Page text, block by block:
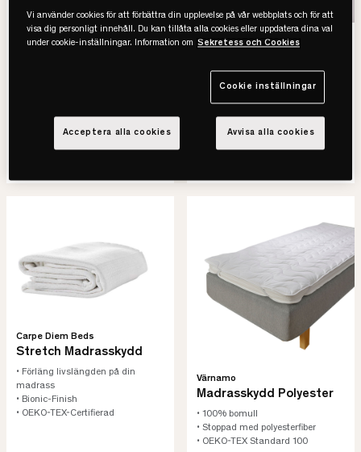
Värnamo Viking
• Skyddar mot fläckar & slitage
• Förlänger madrassens livslängd
• Ren & hygienisk sovmiljö
1.990 kr
Carpe Diem Beds
Stretch Madrasskydd
• Förläng livslängden på din
madrass
• Bionic-Finish
• OEKO-TEX-Certifierad
Värnamo
Madrasskydd Polyester
• 100% bomull
• Stoppad med polyesterfiber
• OEKO-TEX Standard 100
Vi använder cookies för att förbättra din upplevelse på vår webbplats och för att
visa dig personligt innehåll. Du kan tillåta alla cookies eller uppdatera dina val
under cookie-inställningar. Information om Sekretess och Cookies
Cookie inställningar
Avvisa alla cookies
Acceptera alla cookies